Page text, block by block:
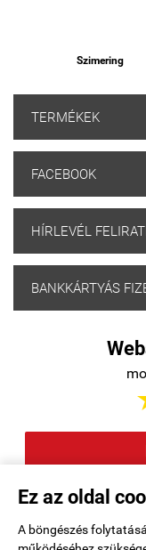
Ez az oldal
A böngészés
Szimering
TERMÉKEK
FACEBOOK
HÍRLEVÉL
BANKKÁRTYÁS